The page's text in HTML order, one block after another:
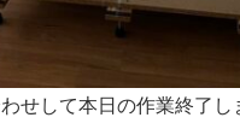
せして本日の作業終了し